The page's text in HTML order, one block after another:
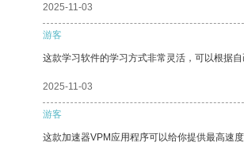
2025-11-03
游客
这款学习软件的学习方式非常灵活，可以根据
2025-11-03
游客
这款加速器VPM应用程序可以给你提供最高速